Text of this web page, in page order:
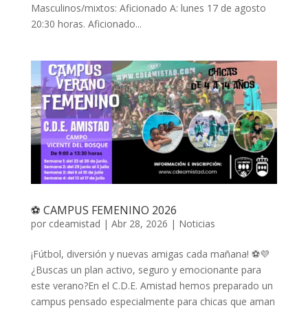
Masculinos/mixtos: Aficionado A: lunes 17 de agosto
20:30 horas. Aficionado...
⚽ CAMPUS FEMENINO 2026
por cdeamistad | Abr 28, 2026 | Noticias
¡Fútbol, diversión y nuevas amigas cada mañana! ⚽💜
¿Buscas un plan activo, seguro y emocionante para
este verano?En el C.D.E. Amistad hemos preparado un
campus pensado especialmente para chicas que aman